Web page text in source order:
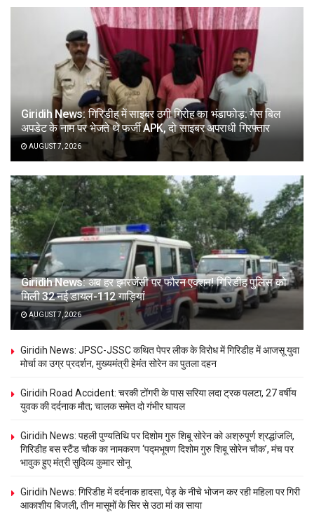
Giridih News: गिरिडीह में साइबर ठगी गिरोह का भंडाफोड़: गैस बिल
अपडेट के नाम पर भेजते थे फर्जी APK, दो साइबर अपराधी गिरफ्तार
AUGUST 7, 2026
Giridih News: अब हर इमरजेंसी पर फौरन एक्शन! गिरिडीह पुलिस को
मिली 32 नई डायल-112 गाड़ियां
AUGUST 7, 2026
Giridih News: JPSC-JSSC कथित पेपर लीक के विरोध में गिरिडीह में आजसू युवा
मोर्चा का उग्र प्रदर्शन, मुख्यमंत्री हेमंत सोरेन का पुतला दहन
Giridih Road Accident: चरकी टोंगरी के पास सरिया लदा ट्रक पलटा, 27 वर्षीय
युवक की दर्दनाक मौत; चालक समेत दो गंभीर घायल
Giridih News: पहली पुण्यतिथि पर दिशोम गुरु शिबू सोरेन को अश्रुपूर्ण श्रद्धांजलि,
गिरिडीह बस स्टैंड चौक का नामकरण ‘पद्मभूषण दिशोम गुरु शिबू सोरेन चौक’, मंच पर
भावुक हुए मंत्री सुदिव्य कुमार सोनू
Giridih News: गिरिडीह में दर्दनाक हादसा, पेड़ के नीचे भोजन कर रही महिला पर गिरी
आकाशीय बिजली, तीन मासूमों के सिर से उठा मां का साया